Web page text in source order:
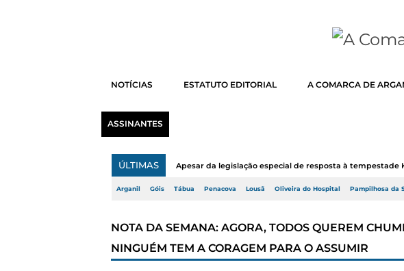
NOTÍCIAS ESTATUTO EDITORIAL A COMARCA DE
ASSINANTES
ÚLTIMAS Apesar da legislação especial de resposta à tempestade
Arganil Góis Tábua Penacova Lousã Oliveira do Hospital Pampilhosa da
NOTA DA SEMANA: AGORA, TODOS QUEREM
NINGUÉM TEM A CORAGEM PARA O ASSUMIR